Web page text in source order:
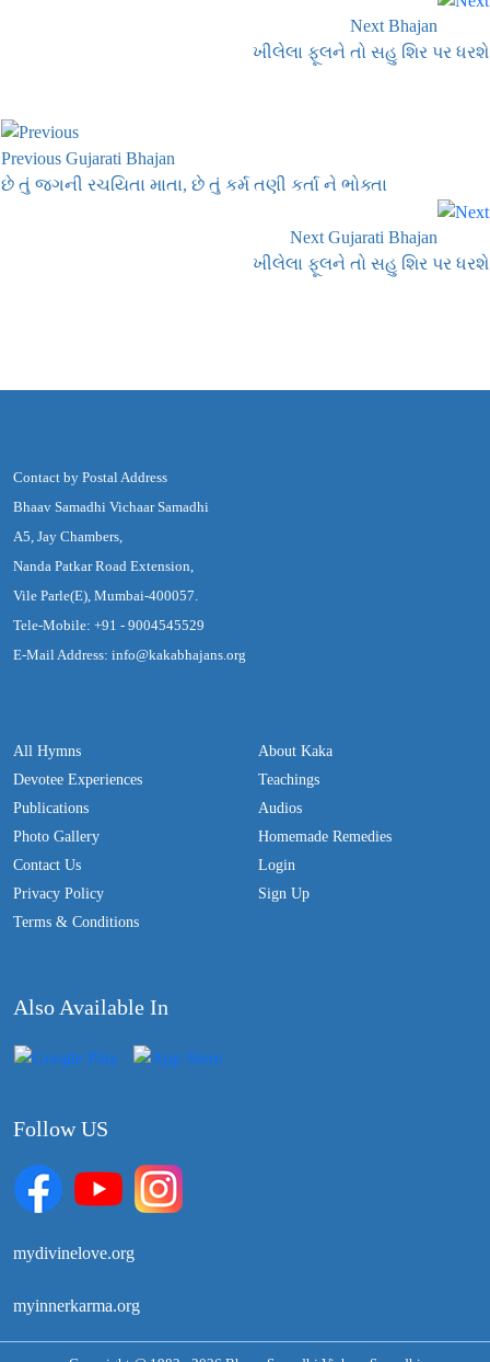
Next Bhajan
ખીલેલા ફૂલને તો સહુ શિર પર ધરશે
Previous Gujarati Bhajan
છે તું જગની રચયિતા માતા, છે તું કર્મ તણી કર્તા ને ભોક્તા
Next Gujarati Bhajan
ખીલેલા ફૂલને તો સહુ શિર પર ધરશે
Contact by Postal Address
Bhaav Samadhi Vichaar Samadhi
A5, Jay Chambers,
Nanda Patkar Road Extension,
Vile Parle(E), Mumbai-400057.
Tele-Mobile: +91 - 9004545529
E-Mail Address: info@kakabhajans.org
All Hymns
Devotee Experiences
Publications
Photo Gallery
Contact Us
Privacy Policy
Terms & Conditions
About Kaka
Teachings
Audios
Homemade Remedies
Login
Sign Up
Also Available In
Follow US
mydivinelove.org
myinnerkarma.org